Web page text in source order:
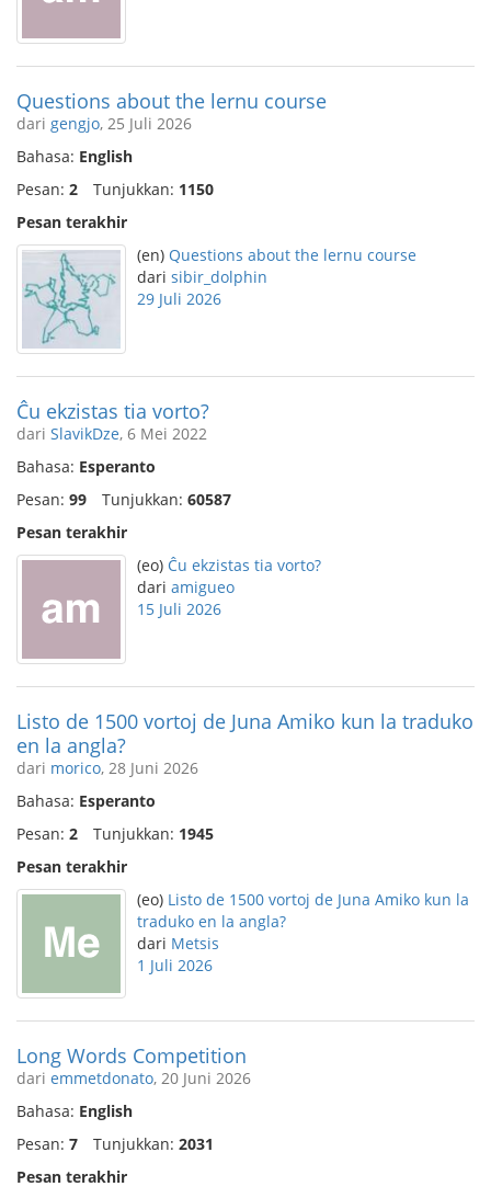
Questions about the lernu course
dari gengjo, 25 Juli 2026
Bahasa: English
Pesan: 2 Tunjukkan: 1150
Pesan terakhir
(en) Questions about the lernu course
dari sibir_dolphin
29 Juli 2026
Ĉu ekzistas tia vorto?
dari SlavikDze, 6 Mei 2022
Bahasa: Esperanto
Pesan: 99 Tunjukkan: 60587
Pesan terakhir
(eo) Ĉu ekzistas tia vorto?
dari amigueo
15 Juli 2026
Listo de 1500 vortoj de Juna Amiko kun la traduko
en la angla?
dari morico, 28 Juni 2026
Bahasa: Esperanto
Pesan: 2 Tunjukkan: 1945
Pesan terakhir
(eo) Listo de 1500 vortoj de Juna Amiko kun la
traduko en la angla?
dari Metsis
1 Juli 2026
Long Words Competition
dari emmetdonato, 20 Juni 2026
Bahasa: English
Pesan: 7 Tunjukkan: 2031
Pesan terakhir